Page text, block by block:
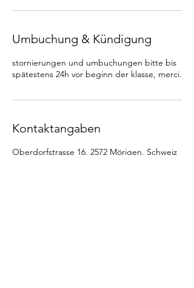
Umbuchung & Kündigung
stornierungen und umbuchungen bitte bis
spätestens 24h vor beginn der klasse, merci.
Kontaktangaben
Oberdorfstrasse 16, 2572 Mörigen, Schweiz